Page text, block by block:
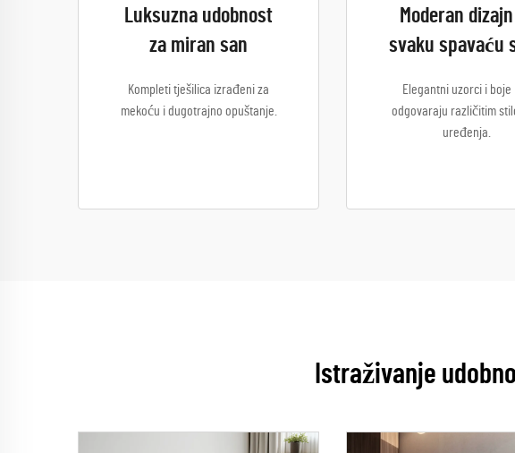
Luksuzna udobnost
za miran san
Kompleti tješilica izrađeni za
mekoću i dugotrajno opuštanje.
Moderan
svaku spavaću
Elegantni uzorci i boje
odgovaraju različitim
uređenja.
Istraživanje